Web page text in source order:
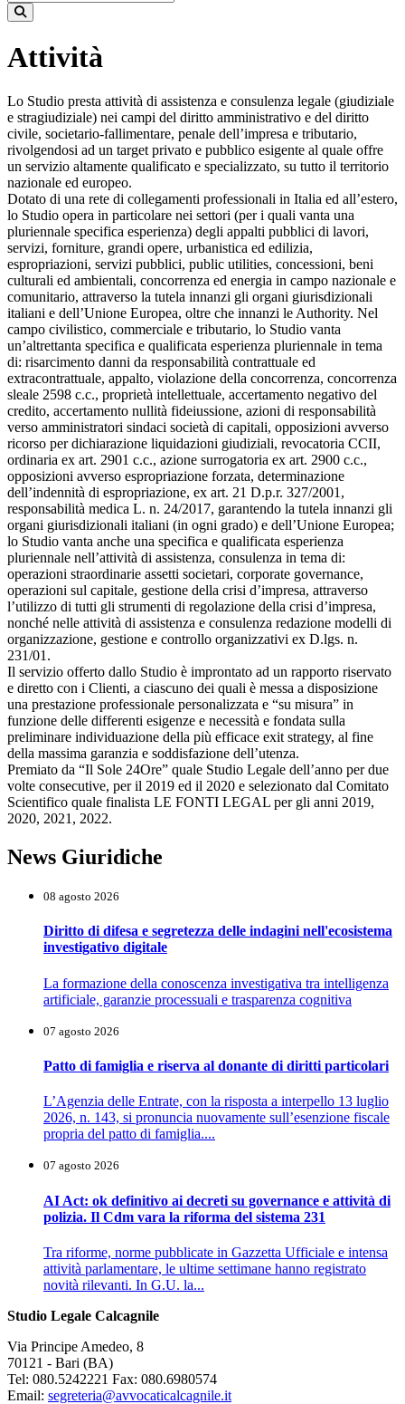
Attività
Lo Studio presta attività di assistenza e consulenza legale (giudiziale
e stragiudiziale) nei campi del diritto amministrativo e del diritto
civile, societario-fallimentare, penale dell’impresa e tributario,
rivolgendosi ad un target privato e pubblico esigente al quale offre
un servizio altamente qualificato e specializzato, su tutto il territorio
nazionale ed europeo.
Dotato di una rete di collegamenti professionali in Italia ed all’estero,
lo Studio opera in particolare nei settori (per i quali vanta una
pluriennale specifica esperienza) degli appalti pubblici di lavori,
servizi, forniture, grandi opere, urbanistica ed edilizia,
espropriazioni, servizi pubblici, public utilities, concessioni, beni
culturali ed ambientali, concorrenza ed energia in campo nazionale e
comunitario, attraverso la tutela innanzi gli organi giurisdizionali
italiani e dell’Unione Europea, oltre che innanzi le Authority. Nel
campo civilistico, commerciale e tributario, lo Studio vanta
un’altrettanta specifica e qualificata esperienza pluriennale in tema
di: risarcimento danni da responsabilità contrattuale ed
extracontrattuale, appalto, violazione della concorrenza, concorrenza
sleale 2598 c.c., proprietà intellettuale, accertamento negativo del
credito, accertamento nullità fideiussione, azioni di responsabilità
verso amministratori sindaci società di capitali, opposizioni avverso
ricorso per dichiarazione liquidazioni giudiziali, revocatoria CCII,
ordinaria ex art. 2901 c.c., azione surrogatoria ex art. 2900 c.c.,
opposizioni avverso espropriazione forzata, determinazione
dell’indennità di espropriazione, ex art. 21 D.p.r. 327/2001,
responsabilità medica L. n. 24/2017, garantendo la tutela innanzi gli
organi giurisdizionali italiani (in ogni grado) e dell’Unione Europea;
lo Studio vanta anche una specifica e qualificata esperienza
pluriennale nell’attività di assistenza, consulenza in tema di:
operazioni straordinarie assetti societari, corporate governance,
operazioni sul capitale, gestione della crisi d’impresa, attraverso
l’utilizzo di tutti gli strumenti di regolazione della crisi d’impresa,
nonché nelle attività di assistenza e consulenza redazione modelli di
organizzazione, gestione e controllo organizzativi ex D.lgs. n.
231/01.
Il servizio offerto dallo Studio è improntato ad un rapporto riservato
e diretto con i Clienti, a ciascuno dei quali è messa a disposizione
una prestazione professionale personalizzata e “su misura” in
funzione delle differenti esigenze e necessità e fondata sulla
preliminare individuazione della più efficace exit strategy, al fine
della massima garanzia e soddisfazione dell’utenza.
Premiato da “Il Sole 24Ore” quale Studio Legale dell’anno per due
volte consecutive, per il 2019 ed il 2020 e selezionato dal Comitato
Scientifico quale finalista LE FONTI LEGAL per gli anni 2019,
2020, 2021, 2022.
News Giuridiche
08 agosto 2026
Diritto di difesa e segretezza delle indagini nell'ecosistema
investigativo digitale
La formazione della conoscenza investigativa tra intelligenza
artificiale, garanzie processuali e trasparenza cognitiva
07 agosto 2026
Patto di famiglia e riserva al donante di diritti particolari
L’Agenzia delle Entrate, con la risposta a interpello 13 luglio
2026, n. 143, si pronuncia nuovamente sull’esenzione fiscale
propria del patto di famiglia....
07 agosto 2026
AI Act: ok definitivo ai decreti su governance e attività di
polizia. Il Cdm vara la riforma del sistema 231
Tra riforme, norme pubblicate in Gazzetta Ufficiale e intensa
attività parlamentare, le ultime settimane hanno registrato
novità rilevanti. In G.U. la...
Studio Legale Calcagnile
Via Principe Amedeo, 8
70121 - Bari (BA)
Tel: 080.5242221 Fax: 080.6980574
Email: segreteria@avvocaticalcagnile.it